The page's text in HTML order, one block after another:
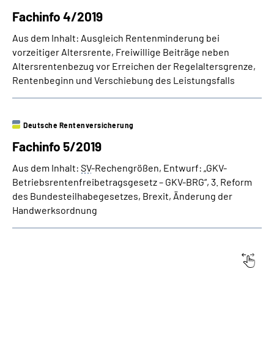
Fachinfo 4/2019
Aus dem Inhalt: Ausgleich Rentenminderung bei
vorzeitiger Altersrente, Freiwillige Beiträge neben
Altersrentenbezug vor Erreichen der Regelaltersgrenze,
Rentenbeginn und Verschiebung des Leistungsfalls
Fachinfo 5/2019
Deutsche Rentenversicherung
Aus dem Inhalt: SV-Rechengrößen, Entwurf: „GKV-
Betriebsrentenfreibetragsgesetz – GKV-BRG“, 3. Reform
des Bundesteilhabegesetzes, Brexit, Änderung der
Handwerksordnung